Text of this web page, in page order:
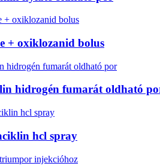
+ oxiklozanid bolus
hidrogén fumarát oldható
hcl spray